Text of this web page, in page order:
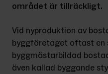
området är tillräckligt.
Vid nyproduktion av
byggföretaget oftast en
byggmästarbildad
även kallad byggande